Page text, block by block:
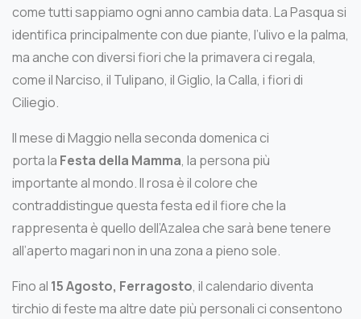
come tutti sappiamo ogni anno cambia data. La Pasqua si
identifica principalmente con due piante, l’ulivo e la palma,
ma anche con diversi fiori che la primavera ci regala,
come il Narciso, il Tulipano, il Giglio, la Calla, i fiori di
Ciliegio.
Il mese di Maggio nella seconda domenica ci
porta la Festa della Mamma, la persona più
importante al mondo. Il rosa è il colore che
contraddistingue questa festa ed il fiore che la
rappresenta è quello dell’Azalea che sarà bene tenere
all’aperto magari non in una zona a pieno sole.
Fino al 15 Agosto, Ferragosto, il calendario diventa
tirchio di feste ma altre date più personali ci consentono